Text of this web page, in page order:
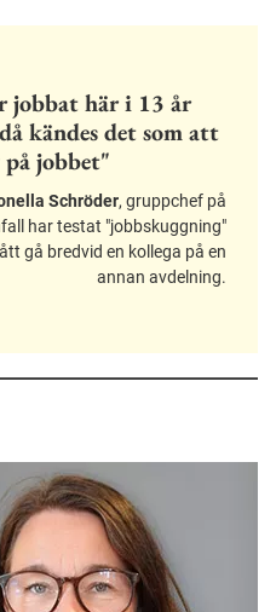
jobbat här i 13 år
kändes det som att
på jobbet"
Schröder, gruppchef på
har testat "jobbskuggning"
gå bredvid en kollega på en
annan avdelning.